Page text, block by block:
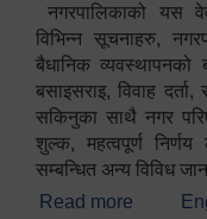
नगरपालिकाको यस
विभिन्न सूचनाहरु,
बैधानिक व्यवस्थापनको
बसाइसराइ, विवाह
सकिनुका साथै नगर
शुल्क, महत्वपूर्ण
सम्बन्धित अन्य विविध
Read more about